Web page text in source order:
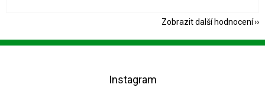
Zobrazit další hodnocení
Z
Instagram